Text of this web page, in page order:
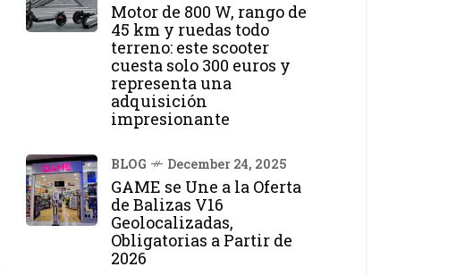
Motor de 800 W, rango de
45 km y ruedas todo
terreno: este scooter
cuesta solo 300 euros y
representa una
adquisición
impresionante
BLOG December 24, 2025
GAME se Une a la Oferta
de Balizas V16
Geolocalizadas,
Obligatorias a Partir de
2026